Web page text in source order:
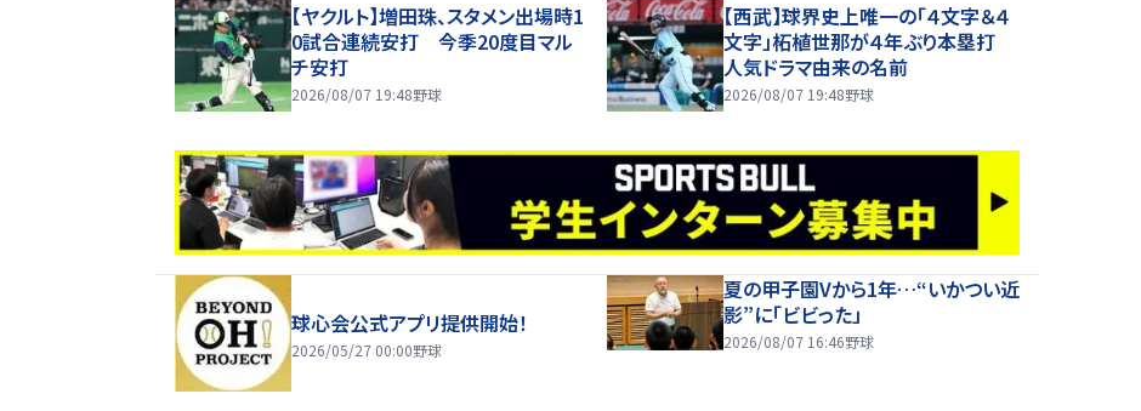
【ヤクルト】増田珠、スタメン出場時1
0試合連続安打 今季20度目マル
チ安打
2026/08/07 19:48野球
【西武】球界史上唯一の「４文字＆４
文字」柘植世那が４年ぶり本塁打
人気ドラマ由来の名前
2026/08/07 19:48野球
球心会公式アプリ提供開始！
2026/05/27 00:00野球
夏の甲子園Vから1年…“いかつい近
影”に「ビビった」
2026/08/07 16:46野球